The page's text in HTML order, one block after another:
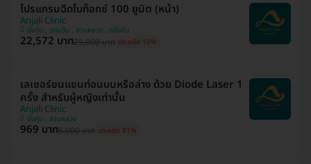
โปรแกรมฉีดโบท็อกซ์ 100 ยูนิต (หน้า)
Anjali Clinic
บึงกุ่ม , ปทุมวัน , สวนหลวง , ตลิ่งชัน
22,572 บาท25,000 บาท ประหยัด 10%
เลเซอร์ขนแขนท่อนบนหรือล่าง ด้วย Diode Laser 1
ครั้ง สำหรับผู้หญิงเท่านั้น
Anjali Clinic
บึงกุ่ม , สวนหลวง
969 บาท5,000 บาท ประหยัด 81%